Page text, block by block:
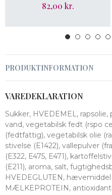
82,00 kr.
PRODUKTINFORMATION
VAREDEKLARATION
Sukker, HVEDEMEL, rapsolie,
vand, vegetabilsk fedt (rspo
(fedtfattig), vegetabilsk olie
stivelse (E1422), vallepulver
(E322, E475, E471),
(E211), aroma, salt,
HVEDEGLUTEN, hævemiddel
MÆLKEPROTEIN,